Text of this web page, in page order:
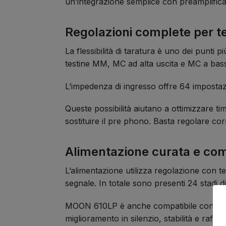
Regolazioni complete per
La flessibilità di taratura è uno dei punti
testine MM, MC ad alta uscita e MC a
L’impedenza di ingresso offre 64
Queste possibilità aiutano a ottimizzare
sostituire il pre phono. Basta regolare
Alimentazione curata e
L’alimentazione utilizza regolazione con
segnale. In totale sono presenti 24 stadi
MOON 610LP è anche compatibile con
miglioramento in silenzio, stabilità e